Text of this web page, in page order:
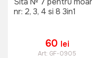
nr: 2, 3, 4 si 8 3in1
60 lei
Art: GF-0905